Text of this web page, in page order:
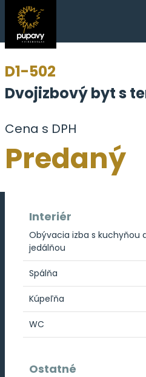
D1-502
Dvojizbový byt s
Cena s DPH
Predaný
Interiér
Obývacia izba s kuchyňou
jedálňou
Spálňa
Kúpeľňa
WC
Ostatné